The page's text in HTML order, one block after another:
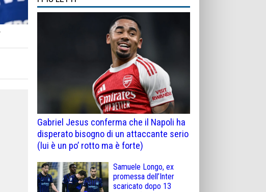
Gabriel Jesus conferma che il Napoli ha
disperato bisogno di un attaccante serio
(lui è un po’ rotto ma è forte)
Samuele Longo, ex
promessa dell’Inter
scaricato dopo 13